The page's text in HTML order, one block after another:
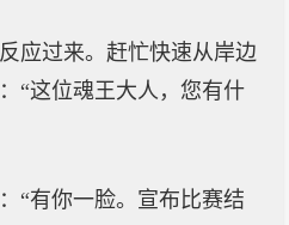
应过来。赶忙快速从岸边
“这位魂王大人，您有什
“有你一脸。宣布比赛结